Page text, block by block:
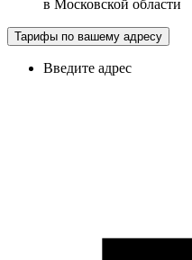
в Московской области
Тарифы по вашему адресу
Введите адрес